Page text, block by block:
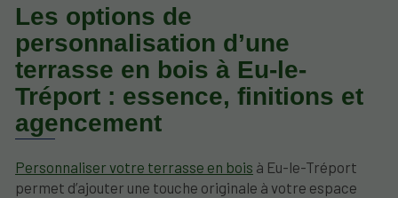
Les options de
personnalisation d’une
terrasse en bois à Eu-le-
Tréport : essence, finitions et
agencement
Personnaliser votre terrasse en bois à Eu-le-Tréport
permet d’ajouter une touche originale à votre espace